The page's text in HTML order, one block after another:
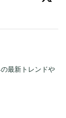
最新トレンドや